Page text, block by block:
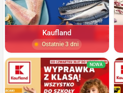
Kaufland
Ostatnie 3 dni
NOWA